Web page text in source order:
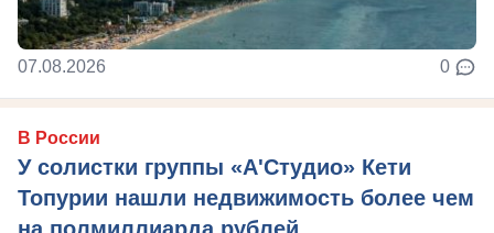
07.08.2026 0
В России
У солистки группы «А'Студио» Кети
Топурии нашли недвижимость более чем